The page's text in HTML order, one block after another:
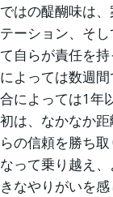
ではの醍醐味は
テーション、そ
て自らが責任を
によっては数週
合によっては1年
初は、なかなか
らの信頼を勝ち
なって乗り越え
きなやりがいを